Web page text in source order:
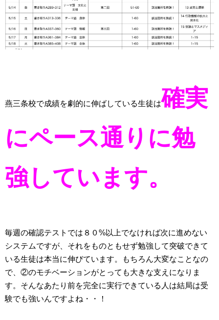
燕三条校で成績を劇的に伸ばしている生徒は確実
にペース通りに勉
強しています。
毎週の確認テストでは８０%以上でなければ次に進めない
システムですが、それをものともせず勉強して突破できて
いる生徒は本当に伸びています。
もちろん大変なことなの
で、②のモチベーションがとっても大きな支えになりま
す。そんなあたり前を完全に実行できている人は結局は受
験でも強いんですよね・・！